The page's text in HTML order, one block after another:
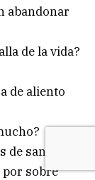
abandonar
de la vida?
de aliento
santidad,
sobre